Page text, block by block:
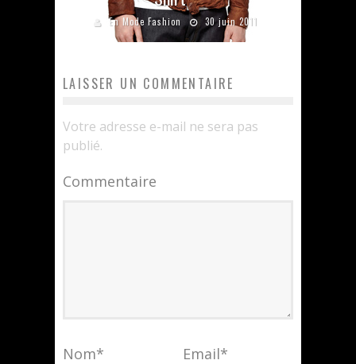
En Mode Fashion 30 juin 2011
LAISSER UN COMMENTAIRE
Votre adresse e-mail ne sera pas
publié.
Commentaire
Nom* Email*